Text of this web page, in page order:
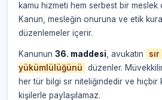
kamu hizmeti hem serbest bir meslek
Kanun, mesleğin onuruna ve etik
düzenlemeler içerir.
Kanunun 36. maddesi , avukatın
yükümlülüğünü
düzenler.
her tür bilgi sır niteliğindedir ve
kişilerle paylaşılamaz.